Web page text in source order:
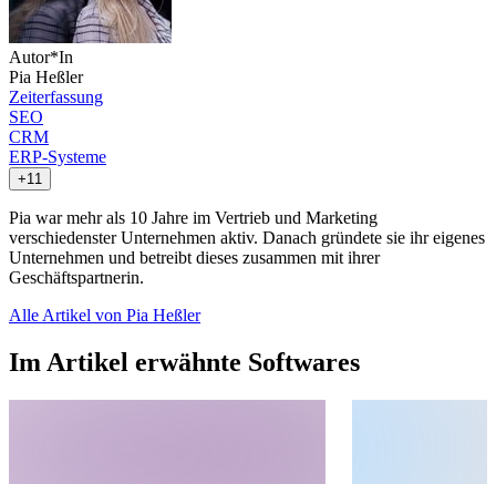
Autor*In
Pia Heßler
Zeiterfassung
SEO
CRM
ERP-Systeme
+11
Pia war mehr als 10 Jahre im Vertrieb und Marketing
verschiedenster Unternehmen aktiv. Danach gründete sie ihr eigenes
Unternehmen und betreibt dieses zusammen mit ihrer
Geschäftspartnerin.
Alle Artikel von Pia Heßler
Im Artikel erwähnte Softwares